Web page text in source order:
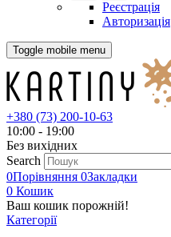
Реєстрація
Авторизація
Toggle mobile menu
+380 (73) 200-10-63
10:00 - 19:00
Без вихiдних
Search
0Порівняння 0Закладки
0 Кошик
Ваш кошик порожній!
Категорії